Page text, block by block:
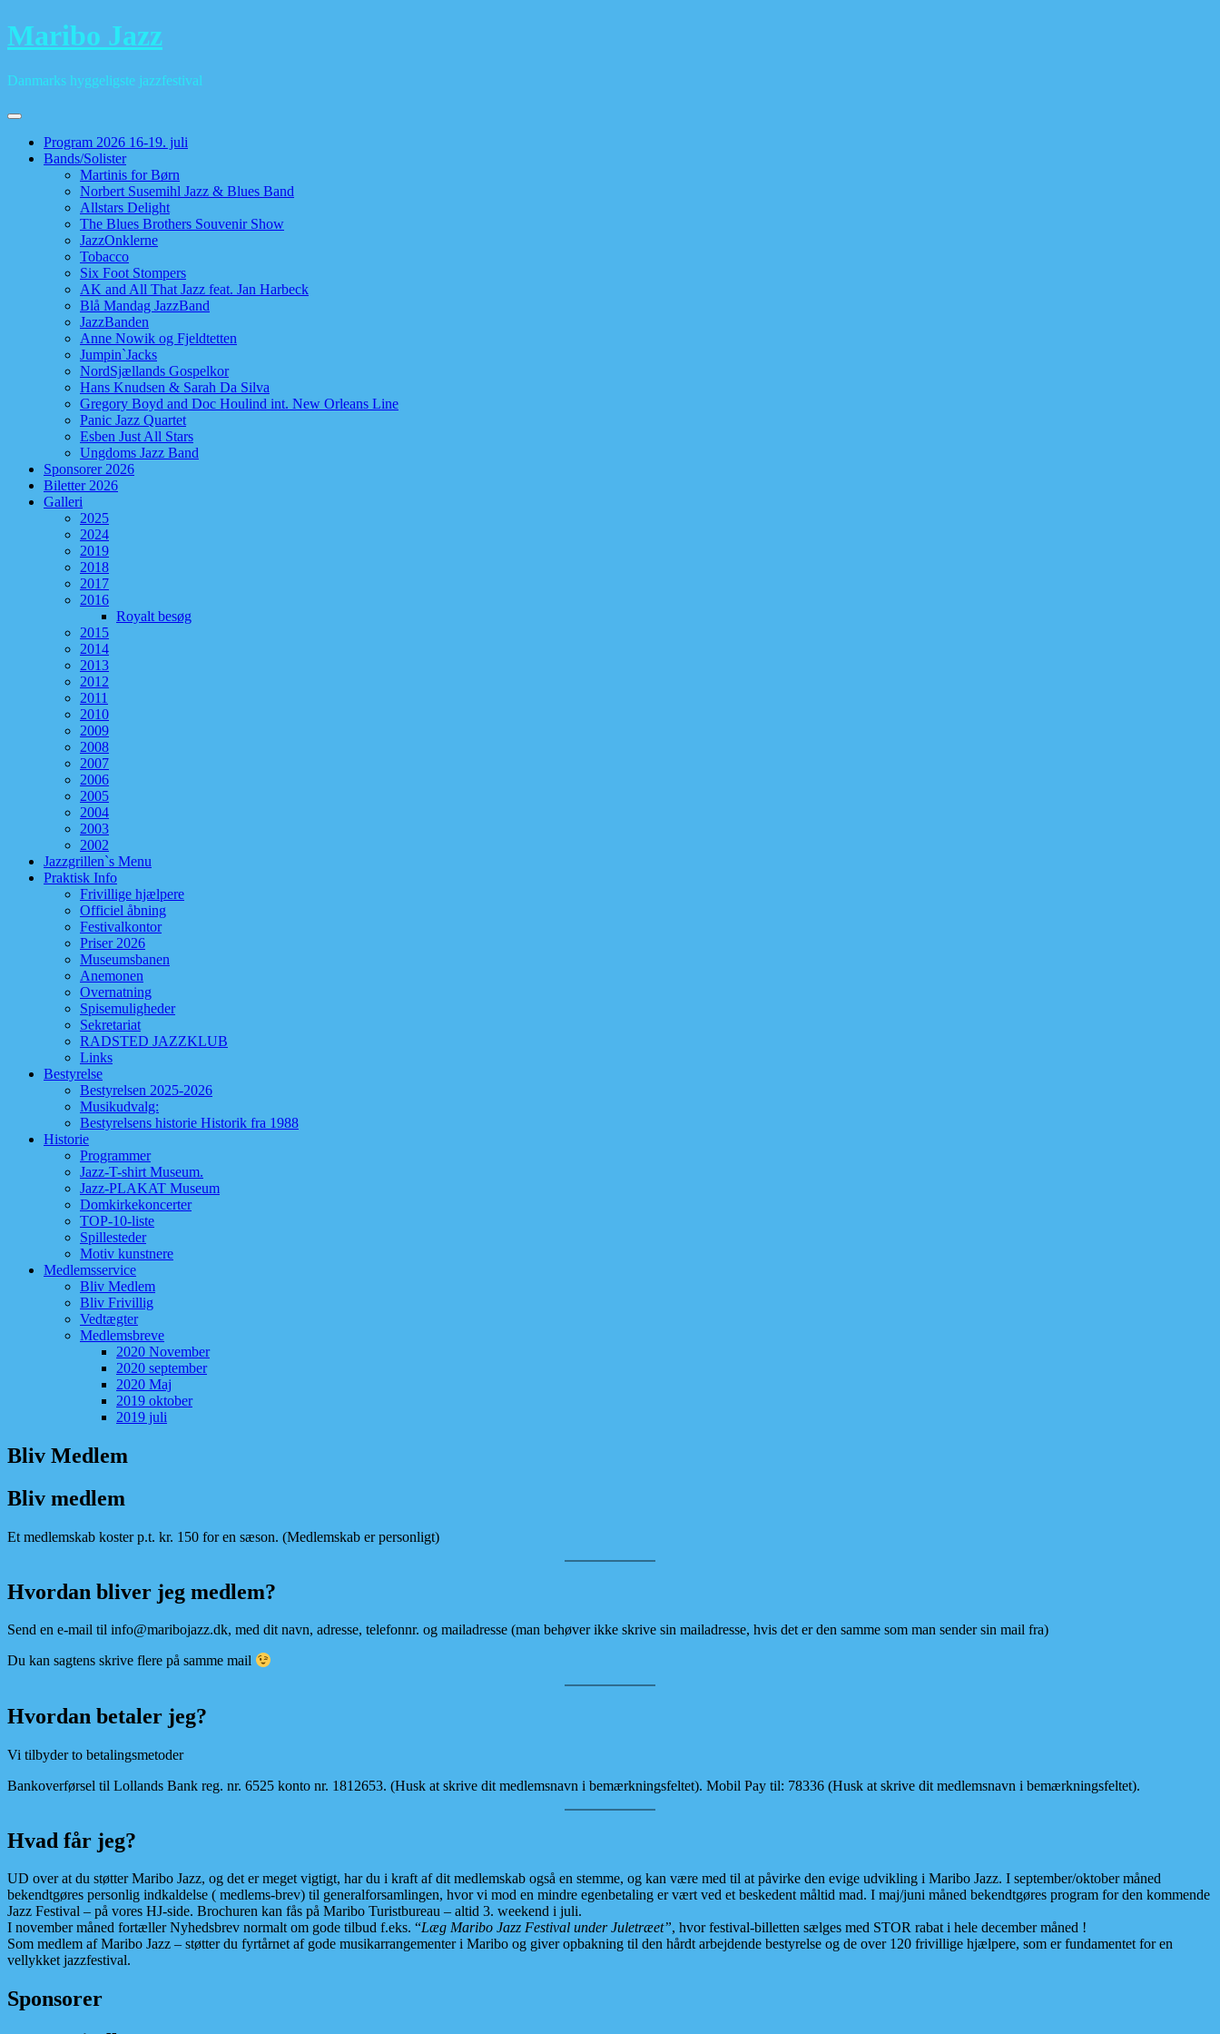
Skip
to
Maribo Jazz
Danmarks hyggeligste jazzfestival
Program 2026 16-19. juli
Bands/Solister
Martinis for Børn
Norbert Susemihl Jazz & Blues Band
Allstars Delight
The Blues Brothers Souvenir Show
JazzOnklerne
Tobacco
Six Foot Stompers
AK and All That Jazz feat. Jan Harbeck
Blå Mandag JazzBand
JazzBanden
Anne Nowik og Fjeldtetten
Jumpin`Jacks
NordSjællands Gospelkor
Hans Knudsen & Sarah Da Silva
Gregory Boyd and Doc Houlind int. New Orleans Line
Panic Jazz Quartet
Esben Just All Stars
Ungdoms Jazz Band
Sponsorer 2026
Biletter 2026
Galleri
2025
2024
2019
2018
2017
2016
Royalt besøg
2015
2014
2013
2012
2011
2010
2009
2008
2007
2006
2005
2004
2003
2002
Jazzgrillen`s Menu
Praktisk Info
Frivillige hjælpere
Officiel åbning
Festivalkontor
Priser 2026
Museumsbanen
Anemonen
Overnatning
Spisemuligheder
Sekretariat
RADSTED JAZZKLUB
Links
Bestyrelse
Bestyrelsen 2025-2026
Musikudvalg:
Bestyrelsens historie Historik fra 1988
Historie
Programmer
Jazz-T-shirt Museum.
Jazz-PLAKAT Museum
Domkirkekoncerter
TOP-10-liste
Spillesteder
Motiv kunstnere
Medlemsservice
Bliv Medlem
Bliv Frivillig
Vedtægter
Medlemsbreve
2020 November
2020 september
2020 Maj
2019 oktober
2019 juli
Bliv Medlem
Bliv medlem
Et medlemskab koster p.t. kr. 150 for en sæson. (Medlemskab er personligt)
Hvordan bliver jeg medlem?
Send en e-mail til info@maribojazz.dk, med dit navn, adresse, telefonnr. og mailadresse (man behøver ikke skrive sin mailadresse, hvis det er den samme som man sender sin mail fra)
Du kan sagtens skrive flere på samme mail
Hvordan betaler jeg?
Vi tilbyder to betalingsmetoder
Bankoverførsel til Lollands Bank reg. nr. 6525 konto nr. 1812653. (Husk at skrive dit medlemsnavn i bemærkningsfeltet). Mobil Pay til: 78336 (Husk at skrive dit medlemsnavn i bemærkningsfeltet).
Hvad får jeg?
UD over at du støtter Maribo Jazz, og det er meget vigtigt, har du i kraft af dit medlemskab også en stemme, og kan være med til at påvirke den evige udvikling i Maribo Jazz. I september/oktober måned
bekendtgøres personlig indkaldelse ( medlems-brev) til generalforsamlingen, hvor vi mod en mindre egenbetaling er vært ved et beskedent måltid mad. I maj/juni måned bekendtgøres program for den kommende
Jazz Festival – på vores HJ-side. Brochuren kan fås på Maribo Turistbureau – altid 3. weekend i juli.
I november måned fortæller Nyhedsbrev normalt om gode tilbud f.eks. “Læg Maribo Jazz Festival under Juletræet”, hvor festival-billetten sælges med STOR rabat i hele december måned !
Som medlem af Maribo Jazz – støtter du fyrtårnet af gode musikarrangementer i Maribo og giver opbakning til den hårdt arbejdende bestyrelse og de over 120 frivillige hjælpere, som er fundamentet for en
vellykket jazzfestival.
Sponsorer